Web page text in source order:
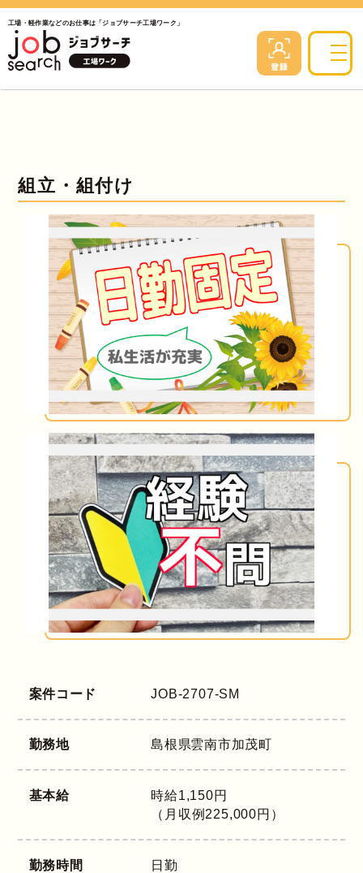
工場・軽作業などのお仕事は「ジョブサーチ工場ワーク」
組立・組付け
案件コード JOB-2707-SM
勤務地 島根県雲南市加茂町
基本給
時給1,150円
（月収例225,000円）
勤務時間
日勤